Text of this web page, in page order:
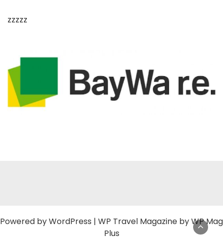
zzzzz
Powered byWordPress | WP Travel Magazine by WP Mag
Plus